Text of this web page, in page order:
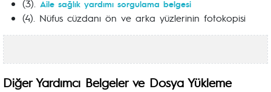
(3).
Aile sağlık yardımı sorgulama belgesi
(4). Nüfus cüzdanı ön ve arka yüzlerinin fotokopisi
Diğer Yardımcı Belgeler ve Dosya Yükleme